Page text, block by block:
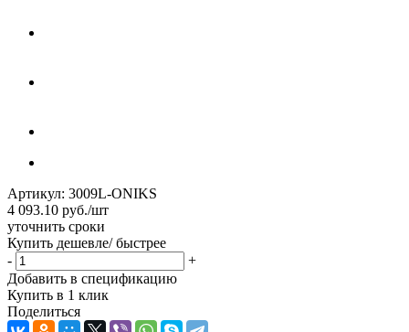
Артикул: 3009L-ONIKS
4 093.10 руб./шт
уточнить сроки
Купить дешевле/ быстрее
-
+
Добавить в спецификацию
Купить в 1 клик
Поделиться